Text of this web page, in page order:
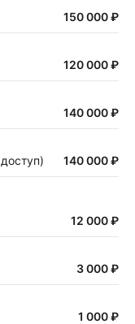
150 000 ₽
120 000 ₽
140 000 ₽
140 000 ₽
12 000 ₽
3 000 ₽
1 000 ₽